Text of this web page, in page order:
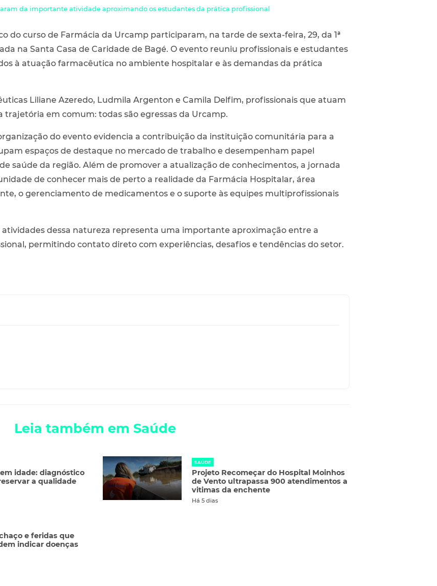
da importante atividade aproximando os estudantes da prática profissional
do curso de Farmácia da Urcamp participaram, na tarde de sexta-feira, 29, da 1ª
na Santa Casa de Caridade de Bagé. O evento reuniu profissionais e estudantes
à atuação farmacêutica no ambiente hospitalar e às demandas da prática
Liliane Azeredo, Ludmila Argenton e Camila Delfim, profissionais que atuam
trajetória em comum: todas são egressas da Urcamp.
do evento evidencia a contribuição da instituição comunitária para a
espaços de destaque no mercado de trabalho e desempenham papel
saúde da região. Além de promover a atualização de conhecimentos, a jornada
de conhecer mais de perto a realidade da Farmácia Hospitalar, área
o gerenciamento de medicamentos e o suporte às equipes multiprofissionais
dessa natureza representa uma importante aproximação entre a
permitindo contato direto com experiências, desafios e tendências do setor.
Leia também em Saúde
idade: diagnóstico
a qualidade
SAÚDE
Projeto Recomeçar do Hospital Moinhos
de Vento ultrapassa 900 atendimentos a
vitimas da enchente
Há 5 dias
e feridas que
indicar doenças